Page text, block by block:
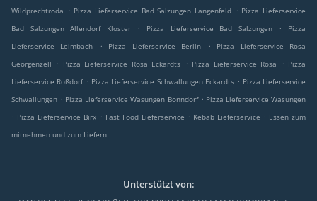
Wildprechtroda
. Pizza Lieferservice Bad Salzungen Langenfeld . Pizza Lieferservice
Bad Salzungen Allendorf Kloster
. Pizza Lieferservice Bad Salzungen .
Pizza
Lieferservice Leimbach
. Pizza Lieferservice Berlin .
Pizza Lieferservice Rosa
Georgenzell
. Pizza Lieferservice Rosa Eckardts . Pizza Lieferservice Rosa . Pizza
Lieferservice Roßdorf . Pizza Lieferservice Schwallungen Eckardts . Pizza Lieferservice
Schwallungen . Pizza Lieferservice Wasungen Bonndorf . Pizza Lieferservice Wasungen
. Pizza Lieferservice Birx . Fast Food Lieferservice . Kebab Lieferservice . Essen zum
mitnehmen und zum Liefern
Unterstützt von: